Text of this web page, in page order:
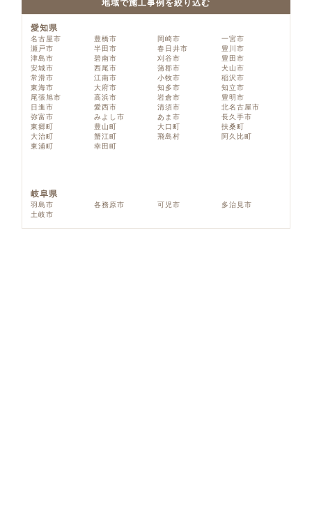
地域で施工事例を絞り込む
愛知県
名古屋市 豊橋市 岡崎市
一宮市
瀬戸市
半田市 春日井市
豊川市
津島市
碧南市 刈谷市
豊田市
安城市
西尾市 蒲郡市
犬山市
常滑市
江南市 小牧市
稲沢市
東海市
大府市 知多市
知立市
尾張旭市
高浜市 岩倉市
豊明市
日進市
愛西市 清須市
北名古屋市
弥富市
みよし市 あま市
長久手市
東郷町
豊山町 大口町
扶桑町
大治町
蟹江町 飛島村
阿久比町
東浦町
幸田町
岐阜県
羽島市 各務原市 可児市
多治見市
土岐市